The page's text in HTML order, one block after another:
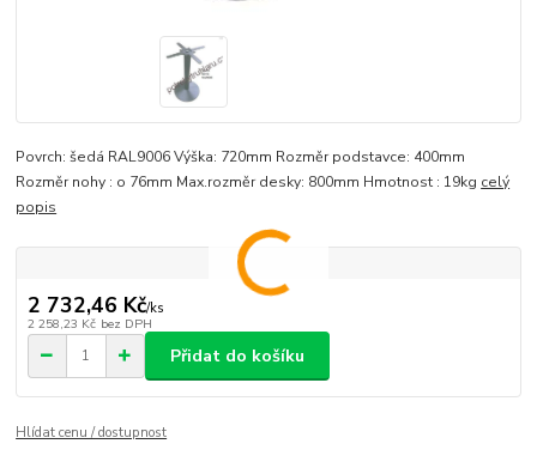
Povrch: šedá RAL9006 Výška: 720mm Rozměr podstavce: 400mm
Rozměr nohy : o 76mm Max.rozměr desky: 800mm Hmotnost : 19kg celý
popis
2 732,46 Kč/ks
2 258,23 Kč bez DPH
Přidat do košíku
Hlídat cenu / dostupnost